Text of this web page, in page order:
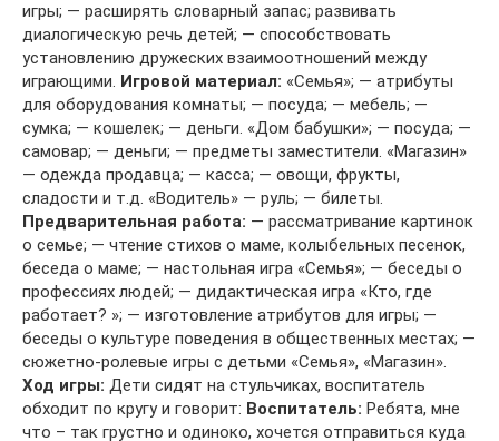
игры; — расширять словарный запас; развивать
диалогическую речь детей; — способствовать
установлению дружеских взаимоотношений между
играющими. Игровой материал: «Семья»; — атрибуты
для оборудования комнаты; — посуда; — мебель; —
сумка; — кошелек; — деньги. «Дом бабушки»; — посуда; —
самовар; — деньги; — предметы заместители. «Магазин»
— одежда продавца; — касса; — овощи, фрукты,
сладости и т.д. «Водитель» — руль; — билеты.
Предварительная работа: — рассматривание картинок
о семье; — чтение стихов о маме, колыбельных песенок,
беседа о маме; — настольная игра «Семья»; — беседы о
профессиях людей; — дидактическая игра «Кто, где
работает? »; — изготовление атрибутов для игры; —
беседы о культуре поведения в общественных местах; —
сюжетно-ролевые игры с детьми «Семья», «Магазин».
Ход игры: Дети сидят на стульчиках, воспитатель
обходит по кругу и говорит: Воспитатель: Ребята, мне
что – так грустно и одиноко, хочется отправиться куда